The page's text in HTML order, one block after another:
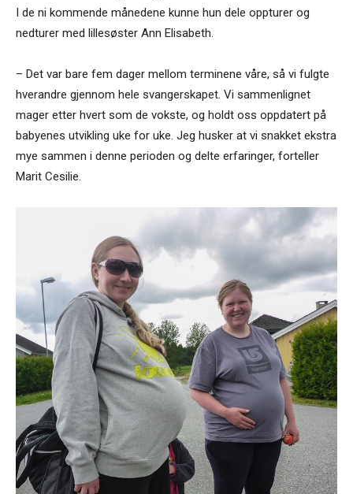
I de ni kommende månedene kunne hun dele oppturer og
nedturer med lillesøster Ann Elisabeth.
– Det var bare fem dager mellom terminene våre, så vi fulgte
hverandre gjennom hele svangerskapet. Vi sammenlignet
mager etter hvert som de vokste, og holdt oss oppdatert på
babyenes utvikling uke for uke. Jeg husker at vi snakket ekstra
mye sammen i denne perioden og delte erfaringer, forteller
Marit Cesilie.